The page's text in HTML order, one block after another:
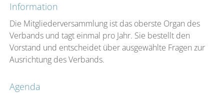
Information
Die Mitgliederversammlung ist das oberste Organ des
Verbands und tagt einmal pro Jahr. Sie bestellt den
Vorstand und entscheidet über ausgewählte Fragen zur
Ausrichtung des Verbands.
Agenda